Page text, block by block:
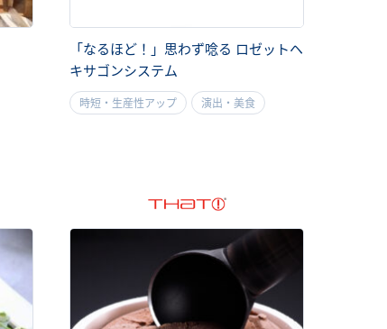
「なるほど！」思わず唸る ロゼットヘ
キサゴンシステム
時短・生産性アップ 演出・美食